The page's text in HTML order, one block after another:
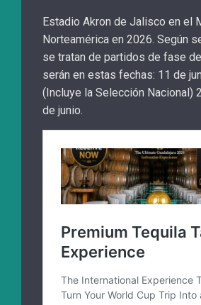
Estadio Akron de Jalisco en el
Norteamérica en 2026. Según
se tratan de partidos de fase
serán en estas fechas: 11 de
(Incluye la Selección Nacional)
de junio.